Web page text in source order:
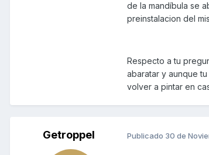
de la mandíbula se
preinstalacion del
Respecto a tu
abaratar y aunque
volver a pintar en
Getroppel Publicado 30 de